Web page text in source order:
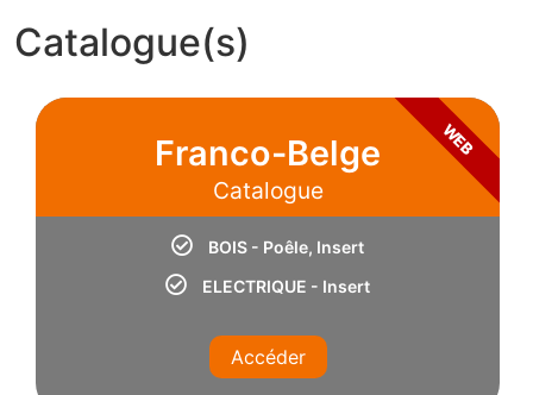
Catalogue(s)
Franco-Belge
Catalogue
BOIS - Poêle, Insert
ELECTRIQUE - Insert
Accéder
WEB